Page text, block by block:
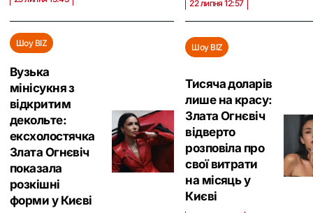
22 липня 12:57
Шоу BIZ
Вузька
мінісукня з
відкритим
декольте:
ексхолостячка
Злата Огнєвіч
показала
розкішні
форми у Києві
Шоу BIZ
Тисяча доларів
лише на красу:
Злата Огнєвіч
відверто
розповіла про
свої витрати
на місяць у
Києві